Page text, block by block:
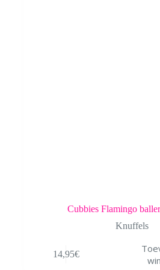
Cubbies Flamingo
Knuffels
14,95€